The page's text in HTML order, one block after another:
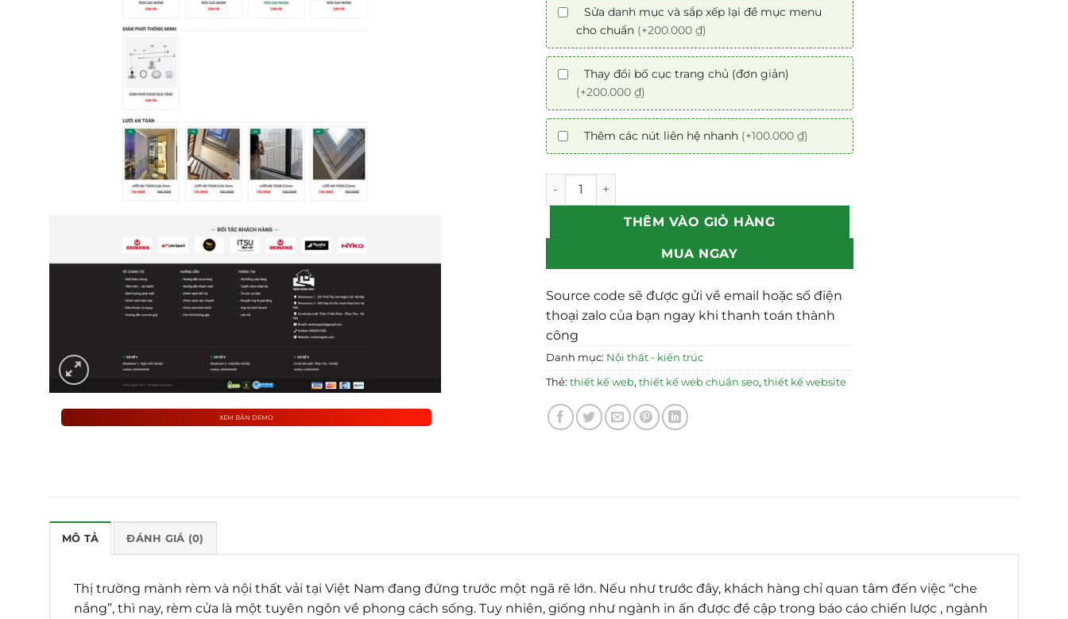
XEM BẢN DEMO
Sửa danh mục và sắp xếp lại đề mục menu
cho chuẩn (+200.000 ₫)
Thay đổi bố cục trang chủ (đơn giản)
(+200.000 ₫)
Thêm các nút liên hệ nhanh (+100.000 ₫)
Mẫu theme web mành rèm Hùng Anh chuẩn SEO số lượng
THÊM VÀO GIỎ HÀNG
MUA NGAY
Source code sẽ được gửi về email hoặc số điện
thoại zalo của bạn ngay khi thanh toán thành
công
Danh mục: Nội thất - kiến trúc
Thẻ: thiết kế web, thiết kế web chuẩn seo, thiết kế website
MÔ TẢ ĐÁNH GIÁ (0)
Thị trường mành rèm và nội thất vải tại Việt Nam đang đứng trước một ngã rẽ lớn. Nếu như trước đây, khách hàng chỉ quan tâm đến việc “che
nắng”, thì nay, rèm cửa là một tuyên ngôn về phong cách sống. Tuy nhiên, giống như ngành in ấn được đề cập trong báo cáo chiến lược , ngành